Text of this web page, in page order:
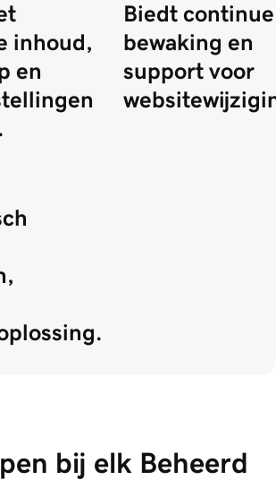
inhoud,
en
Biedt continue
bewaking en
support voor
bij elk Beheerd